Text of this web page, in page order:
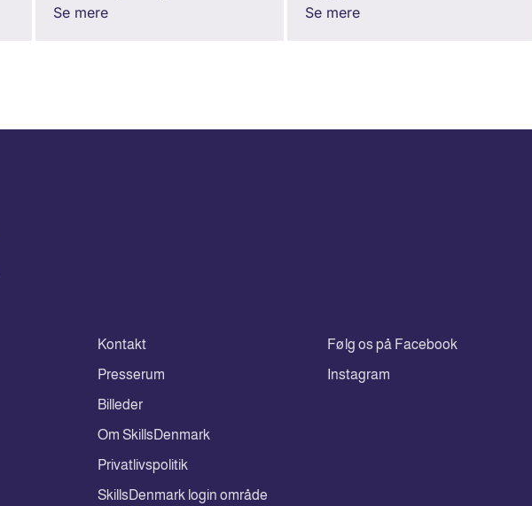
Se mere
Se mere
Kontakt
Presserum
Billeder
Om SkillsDenmark
Privatlivspolitik
SkillsDenmark login område
Følg os på Facebook
Instagram